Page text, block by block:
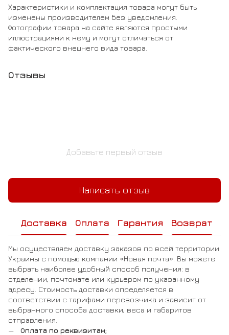
Характеристики и комплектация товара могут быть
изменены производителем без уведомления.
Фотографии товара на сайте являются простыми
иллюстрациями к нему и могут отличаться от
фактического внешнего вида товара.
Отзывы
Добавьте первый отзыв
Написать отзыв
Доставка Оплата Гарантия Возврат
Мы осуществляем доставку заказов по всей территории
Украины с помощью компании «Новая почта». Вы можете
выбрать наиболее удобный способ получения: в
отделении, почтомате или курьером по указанному
адресу. Стоимость доставки определяется в
соответствии с тарифами перевозчика и зависит от
выбранного способа доставки, веса и габаритов
отправления.
Оплата по реквизитам;